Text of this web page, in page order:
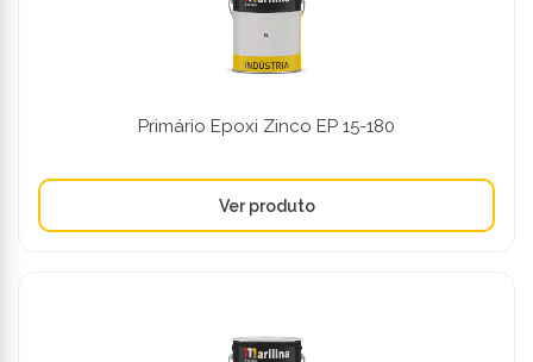
Primário Epoxi Zinco EP 15-180